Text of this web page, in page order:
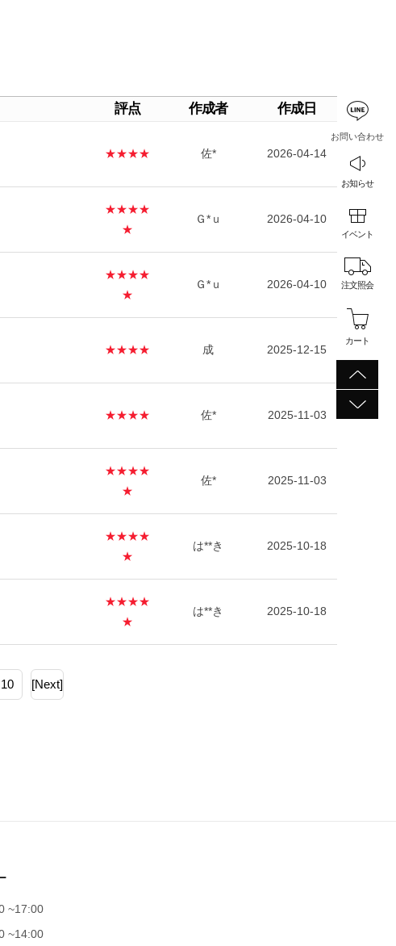
お問い合わせ
お知らせ
イベント
注文照会
カート
評点 作成者 作成日
★★★★ 佐* 2026-04-14
★★★★
★
Ｇ*ｕ 2026-04-10
★★★★
★
Ｇ*ｕ 2026-04-10
★★★★ 成 2025-12-15
★★★★ 佐* 2025-11-03
★★★★
★
佐* 2025-11-03
★★★★
★
は**き 2025-10-18
★★★★
★
は**き 2025-10-18
10 [Next]
~17:00
~14:00